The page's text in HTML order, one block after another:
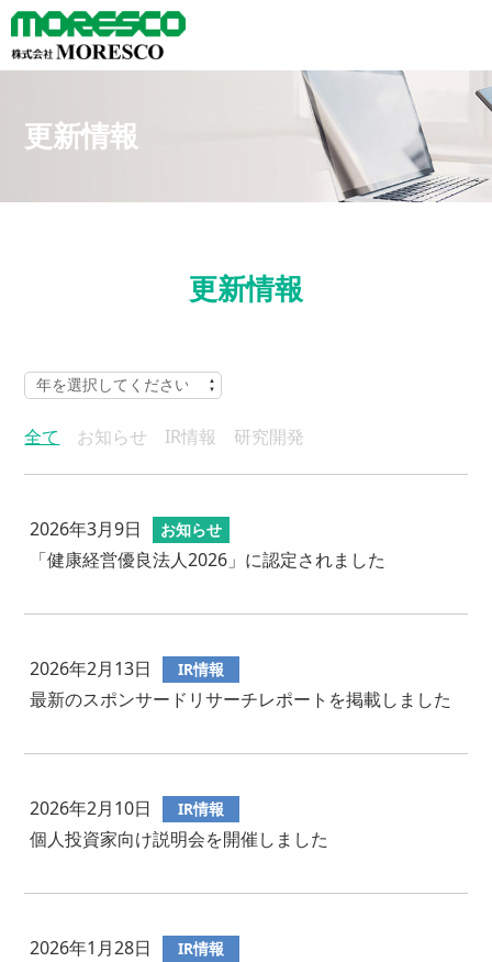
更新情報
更新情報
全て お知らせ IR情報 研究開発
2026年3月9日 お知らせ
「健康経営優良法人2026」に認定されました
2026年2月13日 IR情報
最新のスポンサードリサーチレポートを掲載しました
2026年2月10日 IR情報
個人投資家向け説明会を開催しました
2026年1月28日 IR情報